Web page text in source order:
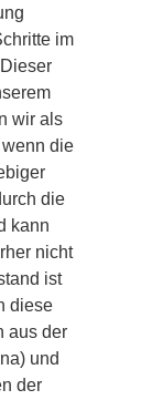
im
wir als
die
die
kann
nicht
ist
diese
aus der
und
der